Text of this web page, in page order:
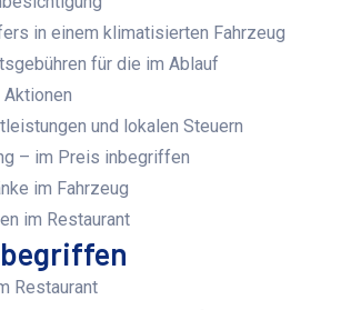
in einem klimatisierten Fahrzeug
für die im Ablauf
Aktionen
und lokalen Steuern
– im Preis inbegriffen
im Fahrzeug
im Restaurant
Restaurant